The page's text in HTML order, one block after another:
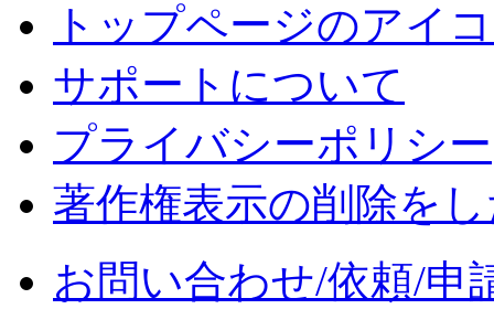
トップページのアイ
サポートについて
プライバシーポリシー
著作権表示の削除を
お問い合わせ/依頼/申